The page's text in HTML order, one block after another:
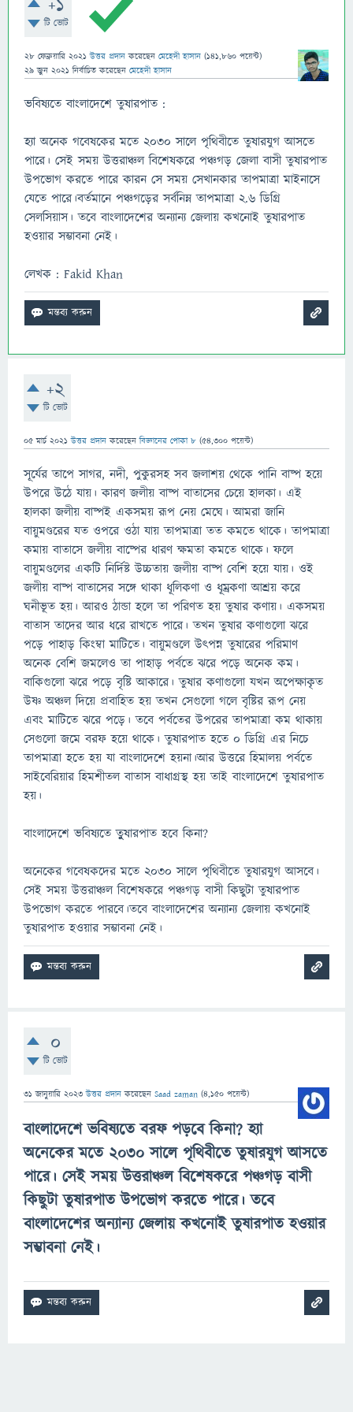
+1
টি ভোট
28 ফেব্রুয়ারি 2021 উত্তর প্রদান করেছেন মেহেদী হাসান (141,860 পয়েন্ট)
29 জুন 2021 নির্বাচিত করেছেন মেহেদী হাসান
ভবিষ্যতে বাংলাদেশে তুষারপাত :
হ্যা অনেক গবেষকের মতে ২০৩০ সালে পৃথিবীতে তুষারযুগ আসতে
পারে। সেই সময় উত্তরাঞ্চল বিশেষকরে পঞ্চগড় জেলা বাসী তুষারপাত
উপভোগ করতে পারে কারন সে সময় সেখানকার তাপমাত্রা মাইনাসে
যেতে পারে।বর্তমানে পঞ্চগড়ের সর্বনিম্ন তাপমাত্রা ২.৬ ডিগ্রি
সেলসিয়াস। তবে বাংলাদেশের অন্যান্য জেলায় কখনোই তুষারপাত
হওয়ার সম্ভাবনা নেই।
লেখক : Fakid Khan
+2
টি ভোট
05 মার্চ 2021 উত্তর প্রদান করেছেনবিজ্ঞানের পোকা ৮ (54,300 পয়েন্ট)
সূর্যের তাপে সাগর, নদী, পুকুরসহ সব জলাশয় থেকে পানি বাষ্প হয়ে
উপরে উঠে যায়। কারণ জলীয় বাষ্প বাতাসের চেয়ে হালকা। এই
হালকা জলীয় বাষ্পই একসময় রূপ নেয় মেঘে। আমরা জানি
বায়ুমণ্ডরের যত ওপরে ওঠা যায় তাপমাত্রা তত কমতে থাকে। তাপমাত্রা
কমায় বাতাসে জলীয় বাষ্পের ধারণ ক্ষমতা কমতে থাকে। ফলে
বায়ুমণ্ডলের একটি নির্দিষ্ট উচ্চতায় জলীয় বাষ্প বেশি হয়ে যায়। ওই
জলীয় বাষ্প বাতাসের সঙ্গে থাকা ধূলিকণা ও ধূম্রকণা আশ্রয় করে
ঘনীভূত হয়। আরও ঠান্ডা হলে তা পরিণত হয় তুষার কণায়। একসময়
বাতাস তাদের আর ধরে রাখতে পারে। তখন তুষার কণাগুলাে ঝরে
পড়ে পাহাড় কিংম্বা মাটিতে। বায়ুমণ্ডলে উৎপন্ন তুষারের পরিমাণ
অনেক বেশি জমলেও তা পাহাড় পর্বতে ঝরে পড়ে অনেক কম।
বাকিগুলাে ঝরে পড়ে বৃষ্টি আকারে। তুষার কণাগুলাে যখন অপেক্ষাকৃত
উষ্ণ অঞ্চল দিয়ে প্রবাহিত হয় তখন সেগুলাে গলে বৃষ্টির রূপ নেয়
এবং মাটিতে ঝরে পড়ে। তবে পর্বতের উপরের তাপমাত্রা কম থাকায়
সেগুলাে জমে বরফ হয়ে থাকে। তুষারপাত হতে ০ ডিগ্রি এর নিচে
তাপমাত্রা হতে হয় যা বাংলাদেশে হয়না।আর উত্তরে হিমালয় পর্বতে
সাইবেরিয়ার হিমশীতল বাতাস বাধাগ্রস্থ হয় তাই বাংলাদেশে তুষারপাত
হয়।
বাংলাদেশে ভবিষ্যতে তুুুষারপাত হবে কিনা?
অনেকের গবেষকদের মতে ২০৩০ সালে পৃথিবীতে তুষারযুগ আসবে।
সেই সময় উত্তরাঞ্চল বিশেষকরে পঞ্চগড় বাসী কিছুটা তুষারপাত
উপভােগ করতে পারবে।তবে বাংলাদেশের অন্যান্য জেলায় কখনােই
তুষারপাত হওয়ার সম্ভাবনা নেই।
0
টি ভোট
31 জানুয়ারি 2023 উত্তর প্রদান করেছেন Saad zaman (4,150 পয়েন্ট)
বাংলাদেশে ভবিষ্যতে বরফ পড়বে কিনা? হ্যা
অনেকের মতে ২০৩০ সালে পৃথিবীতে তুষারযুগ আসতে
পারে। সেই সময় উত্তরাঞ্চল বিশেষকরে পঞ্চগড় বাসী
কিছুটা তুষারপাত উপভোগ করতে পারে। তবে
বাংলাদেশের অন্যান্য জেলায় কখনোই তুষারপাত হওয়ার
সম্ভাবনা নেই।